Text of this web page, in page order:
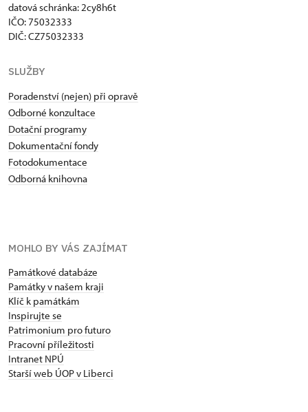
datová schránka: 2cy8h6t​
IČO: 75032333
DIČ: CZ75032333
SLUŽBY
Poradenství (nejen) při opravě
Odborné konzultace
Dotační programy
Dokumentační fondy
Fotodokumentace
Odborná knihovna
MOHLO BY VÁS ZAJÍMAT
Památkové databáze
Památky v našem kraji
Klíč k památkám
Inspirujte se
Patrimonium pro futuro
Pracovní příležitosti
Intranet NPÚ
Starší web ÚOP v Liberci